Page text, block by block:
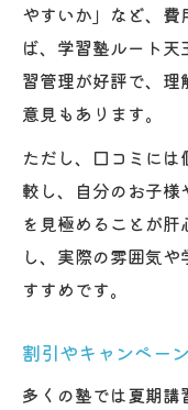
やすいか」など、
ば、学習塾ルート
習管理が好評で、
意見もあります。
ただし、口コミに
較し、自分のお子
を見極めることが
し、実際の雰囲気
すすめです。
割引やキャンペー
多くの塾では夏期